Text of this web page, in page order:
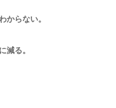
からない。
減る。